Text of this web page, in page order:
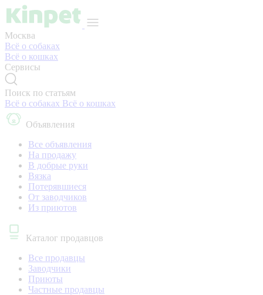
Москва
Всё о собаках
Всё о кошках
Сервисы
Поиск по статьям
Всё о собаках Всё о кошках
Объявления
Все объявления
На продажу
В добрые руки
Вязка
Потерявшиеся
От заводчиков
Из приютов
Каталог продавцов
Все продавцы
Заводчики
Приюты
Частные продавцы